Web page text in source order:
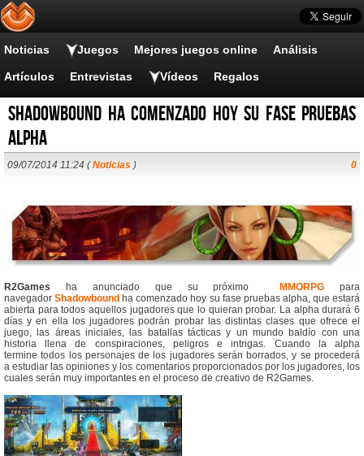
Noticias Juegos Mejores juegos online Análisis
Artículos Entrevistas Vídeos Regalos
Shadowbound ha comenzado hoy su fase pruebas
alpha
09/07/2014 11:24 (Noticias ) 0
R2Games ha anunciado que su próximo MMORPG para
navegadorShadowbound ha comenzado hoy su fase pruebas alpha, que estará
abierta para todos aquellos jugadores que lo quieran probar. La alpha durará 6
días y en ella los jugadores podrán probar las distintas clases que ofrece el
juego, las áreas iniciales, las batallas tácticas y un mundo baldío con una
historia llena de conspiraciones, peligros e intrigas. Cuando la alpha
termine todos los personajes de los jugadores serán borrados, y se procederá
a estudiar las opiniones y los comentarios proporcionados por los jugadores, los
cuales serán muy importantes en el proceso de creativo de R2Games.